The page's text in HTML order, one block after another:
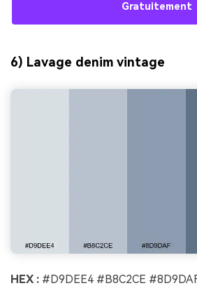
Gratuitement
6) Lavage denim vintage
HEX : #D9DEE4 #B8C2CE